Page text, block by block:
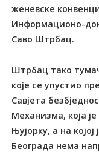
женевске
Информационо-
Саво Штрбац.
Штрбац тако
које се упустио
Савјета
Механизма, која
Њујорку, а на
Београда нема